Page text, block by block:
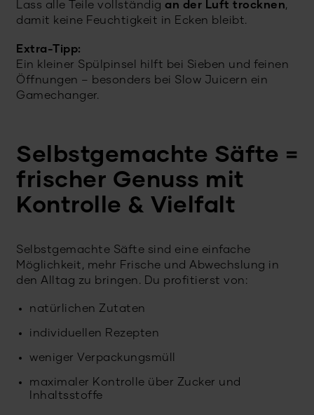
Lass alle Teile vollständig an der Luft trocknen,
damit keine Feuchtigkeit in Ecken bleibt.
Extra-Tipp:
Ein kleiner Spülpinsel hilft bei Sieben und feinen
Öffnungen – besonders bei Slow Juicern ein
Gamechanger.
Selbstgemachte Säfte =
frischer Genuss mit
Kontrolle & Vielfalt
Selbstgemachte Säfte sind eine einfache
Möglichkeit, mehr Frische und Abwechslung in
den Alltag zu bringen. Du profitierst von:
natürlichen Zutaten
individuellen Rezepten
weniger Verpackungsmüll
maximaler Kontrolle über Zucker und
Inhaltsstoffe